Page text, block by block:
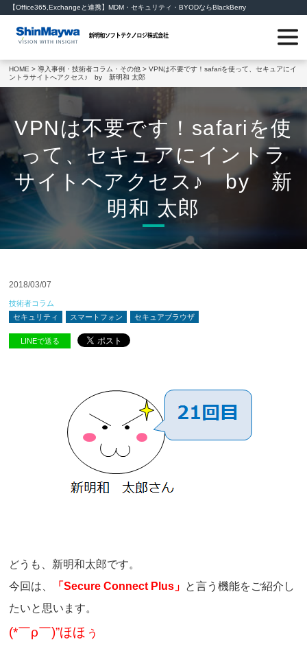
【Office365,Exchangeと連携】MDM・セキュリティ・BYODならBlackBerry
HOME >導入事例・技術者コラム・その他 > VPNは不要です！safariを使って、セキュアにイ
ントラサイトへアクセス♪ by 新明和 太郎
VPNは不要です！safariを使
って、セキュアにイントラ
サイトへアクセス♪ by 新
明和 太郎
2018/03/07
技術者コラム
セキュリティ
スマートフォン セキュアブラウザ
LINEで送る
どうも、新明和太郎です。
今回は、
「Secure Connect Plus」 と言う機能をご紹介し
たいと思います。
(*￣ρ￣)”ほほぅ